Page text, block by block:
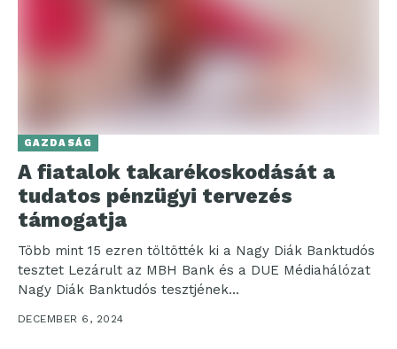
GAZDASÁG
A fiatalok takarékoskodását a
tudatos pénzügyi tervezés
támogatja
Több mint 15 ezren töltötték ki a Nagy Diák Banktudós
tesztet Lezárult az MBH Bank és a DUE Médiahálózat
Nagy Diák Banktudós tesztjének...
DECEMBER 6, 2024